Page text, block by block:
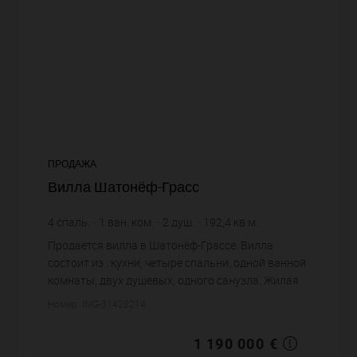
ПРОДАЖА
Вилла Шатонёф-Грасс
4 спаль. ван. ком. 2 душ. 192,4 кв.м.
6 185,03 € цена за кв.м.
Продается вилла в Шатонёф-Грассе. Вилла
состоит из : кухни, четыре спальни, одной ванной
комнаты, двух душевых, одного санузла. Жилая
1 190 000 €